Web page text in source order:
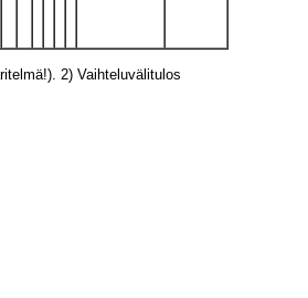
2) Vaihteluvälitulos